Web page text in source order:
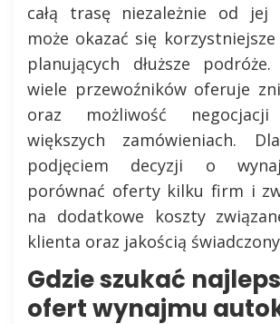
całą trasę niezależnie od jej
może okazać się
planujących dłuższe
wiele przewoźników oferuje
oraz możliwość
większych zamówieniach.
podjęciem decyzji o
porównać oferty kilku firm i
na dodatkowe koszty
klienta oraz jakością
Gdzie szukać
ofert wynajmu